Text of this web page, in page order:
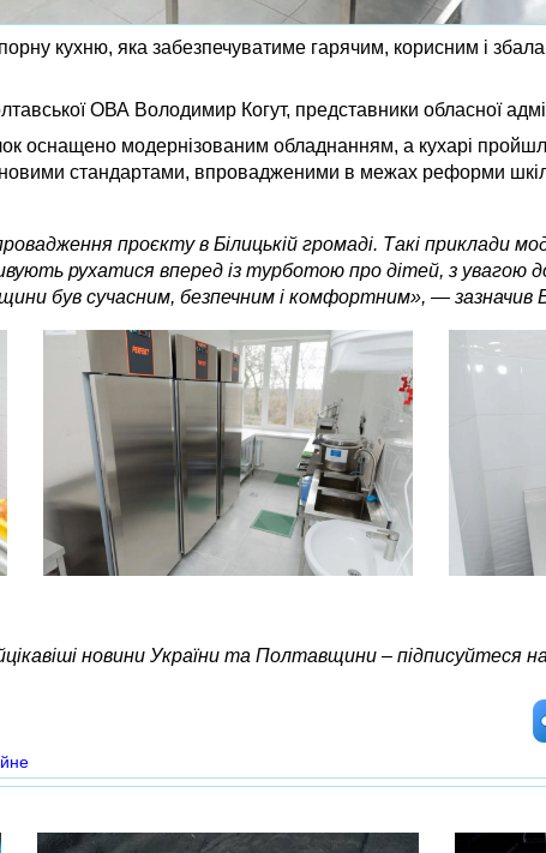
кухню, яка забезпечуватиме гарячим, корисним і
ОВА Володимир Когут, представники обласної
оснащено модернізованим обладнанням, а кухарі
стандартами, впровадженими в межах реформи
проєкту в Білицькій громаді. Такі приклади
рухатися вперед із турботою про дітей, з увагою
був сучасним, безпечним і комфортним», — зазначив
новини України та Полтавщини – підписуйтеся